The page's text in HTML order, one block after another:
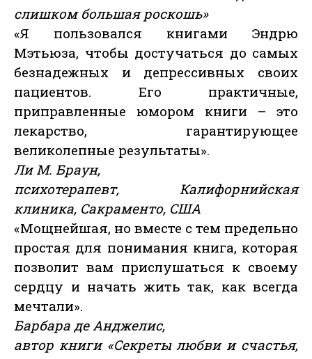
слишком большая роскошь»
«Я пользовался книгами Эндрю
Мэтьюза, чтобы достучаться до самых
безнадежных и депрессивных своих
пациентов. Его практичные,
приправленные юмором книги – это
лекарство, гарантирующее
великолепные результаты».
Ли М. Браун,
психотерапевт, Калифорнийская
клиника, Сакраменто, США
«Мощнейшая, но вместе с тем предельно
простая для понимания книга, которая
позволит вам прислушаться к своему
сердцу и начать жить так, как всегда
мечтали».
Барбара де Анджелис,
автор книги «Секреты любви и счастья,